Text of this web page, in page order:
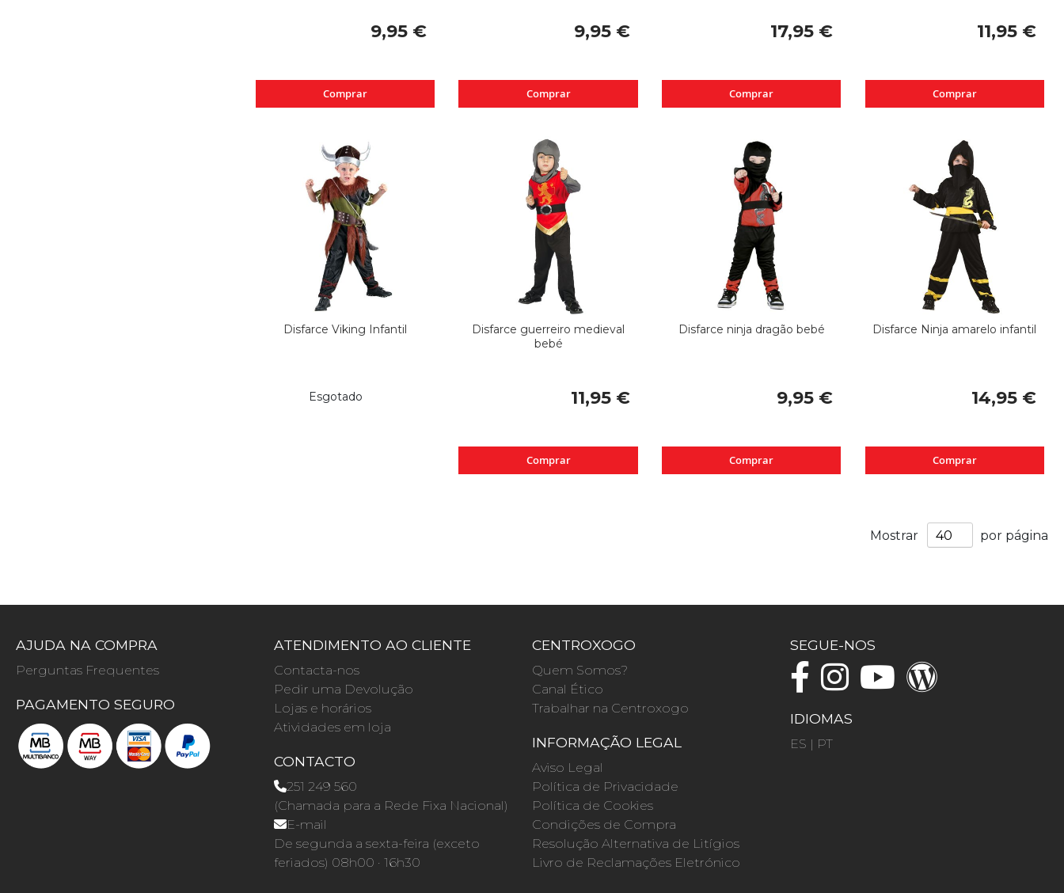
9,95 €
Comprar
9,95 €
Comprar
17,95 €
Comprar
11,95 €
Comprar
Disfarce Viking Infantil
Esgotado
Disfarce guerreiro medieval
bebé
11,95 €
Comprar
Disfarce ninja dragão bebé
9,95 €
Comprar
Disfarce Ninja amarelo infantil
14,95 €
Comprar
Mostrar por página
AJUDA NA COMPRA
Perguntas Frequentes
PAGAMENTO SEGURO
ATENDIMENTO AO CLIENTE
Contacta-nos
Pedir uma Devolução
Lojas e horários
Atividades em loja
CONTACTO
251 249 560
(Chamada para a Rede Fixa Nacional)
E-mail
De segunda a sexta-feira (exceto
feriados) 08h00 · 16h30
CENTROXOGO
Quem Somos?
Canal Ético
Trabalhar na Centroxogo
INFORMAÇÃO LEGAL
Aviso Legal
Política de Privacidade
Política de Cookies
Condições de Compra
Resolução Alternativa de Litígios
Livro de Reclamações Eletrónico
SEGUE-NOS
IDIOMAS
ES | PT